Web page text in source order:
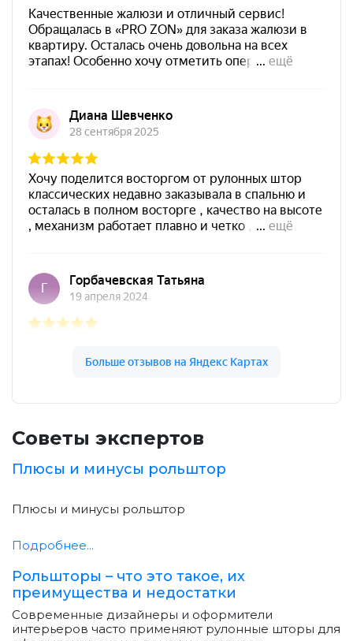
Советы экспертов
Плюсы и минусы рольштор
Плюсы и минусы рольштор
Подробнее...
Рольшторы – что это такое, их
преимущества и недостатки
Современные дизайнеры и оформители
интерьеров часто применяют рулонные шторы для